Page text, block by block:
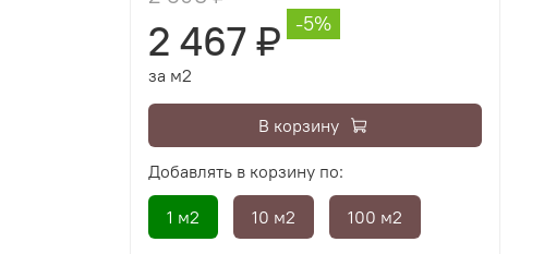
2 467 ₽ -5%
за м2
В корзину
Добавлять в корзину по:
1 м2 10 м2 100 м2